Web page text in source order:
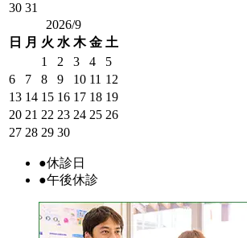
30 31
2026/9
日 月 火 水 木 金 土
1
2 3 4
5
6
7 8 9 10 11 12
13 14 15 16 17 18 19
20 21 22 23 24 25 26
27 28 29 30
●休診日
●午後休診